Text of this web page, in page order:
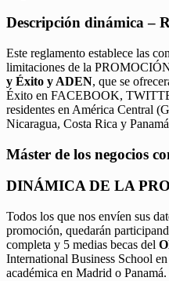
Descripción dinámica –
Este reglamento establece las
limitaciones de la
y Éxito y ADEN, que se
Éxito en FACEBOOK,
residentes en América Central
Nicaragua, Costa Rica y
Máster de los negocios
DINÁMICA DE LA
Todos los que nos envíen sus
promoción, quedarán
completa y 5 medias becas del
International Business School
académica en Madrid o